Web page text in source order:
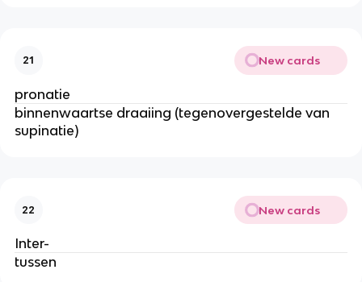
21 New cards
pronatie
binnenwaartse draaiing (tegenovergestelde van
supinatie)
22 New cards
Inter-
tussen